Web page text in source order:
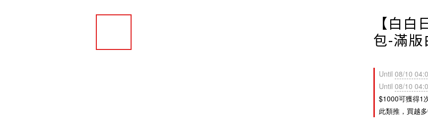
【白
包-滿版
Until 08/10
Until 08/10
$1000可獲得1
此類推，買越